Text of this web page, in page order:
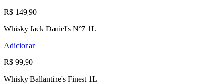
R$ 149,90
Whisky Jack Daniel's N°7 1L
Adicionar
R$ 99,90
Whisky Ballantine's Finest 1L